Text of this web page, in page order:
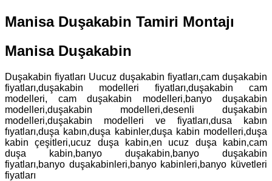
Manisa Duşakabin Tamiri Montajı
Manisa Duşakabin
Duşakabin fiyatları Uucuz duşakabin fiyatları,cam duşakabin
fiyatları,duşakabin modelleri fiyatları,duşakabin cam
modelleri, cam duşakabin modelleri,banyo duşakabin
modelleri,duşakabin modelleri,desenli duşakabin
modelleri,duşakabin modelleri ve fiyatları,dusa kabın
fıyatları,duşa kabın,duşa kabinler,duşa kabin modelleri,duşa
kabin çeşitleri,ucuz duşa kabin,en ucuz duşa kabin,cam
duşa kabin,banyo duşakabin,banyo duşakabin
fiyatları,banyo duşakabinleri,banyo kabinleri,banyo küvetleri
fiyatları